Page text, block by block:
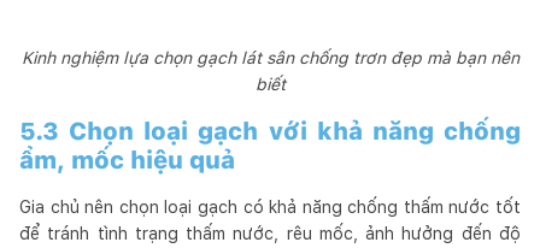
Kinh nghiệm lựa chọn gạch lát sân chống trơn đẹp mà bạn nên
biết
5.3 Chọn loại gạch với khả năng chống
ẩm, mốc hiệu quả
Gia chủ nên chọn loại gạch có khả năng chống thấm nước tốt
để tránh tình trạng thấm nước, rêu mốc, ảnh hưởng đến độ